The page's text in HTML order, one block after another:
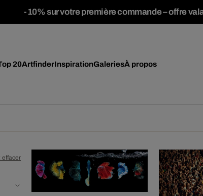
-10% sur votre première commande – offre
20ArtfinderInspirationGaleriesÀ propos
effacer